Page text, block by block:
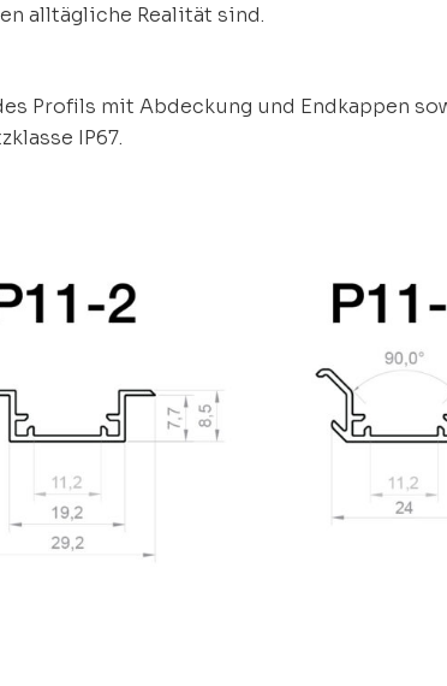
alltägliche Realität sind.
Profils mit Abdeckung und Endkappen
IP67.